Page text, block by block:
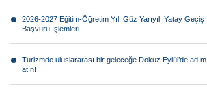
2026-2027 Eğitim-Öğretim Yılı Güz Yarıyılı Yatay Geçiş
Başvuru İşlemleri
Turizmde uluslararası bir geleceğe Dokuz Eylül’de adım
atın!